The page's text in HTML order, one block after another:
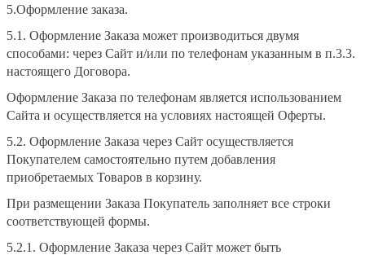
5.Оформление заказа.
5.1. Оформление Заказа может производиться двумя
способами: через Сайт и/или по телефонам указанным в п.3.3.
настоящего Договора.
Оформление Заказа по телефонам является использованием
Сайта и осуществляется на условиях настоящей Оферты.
5.2. Оформление Заказа через Сайт осуществляется
Покупателем самостоятельно путем добавления
приобретаемых Товаров в корзину.
При размещении Заказа Покупатель заполняет все строки
соответствующей формы.
5.2.1. Оформление Заказа через Сайт может быть